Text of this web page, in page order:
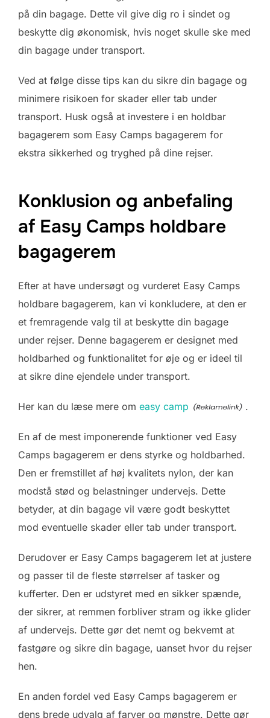
på din bagage. Dette vil give dig ro i sindet og
beskytte dig økonomisk, hvis noget skulle ske med
din bagage under transport.
Ved at følge disse tips kan du sikre din bagage og
minimere risikoen for skader eller tab under
transport. Husk også at investere i en holdbar
bagagerem som Easy Camps bagagerem for
ekstra sikkerhed og tryghed på dine rejser.
Konklusion og anbefaling
af Easy Camps holdbare
bagagerem
Efter at have undersøgt og vurderet Easy Camps
holdbare bagagerem, kan vi konkludere, at den er
et fremragende valg til at beskytte din bagage
under rejser. Denne bagagerem er designet med
holdbarhed og funktionalitet for øje og er ideel til
at sikre dine ejendele under transport.
Her kan du læse mere om easy camp .
En af de mest imponerende funktioner ved Easy
Camps bagagerem er dens styrke og holdbarhed.
Den er fremstillet af høj kvalitets nylon, der kan
modstå stød og belastninger undervejs. Dette
betyder, at din bagage vil være godt beskyttet
mod eventuelle skader eller tab under transport.
Derudover er Easy Camps bagagerem let at justere
og passer til de fleste størrelser af tasker og
kufferter. Den er udstyret med en sikker spænde,
der sikrer, at remmen forbliver stram og ikke glider
af undervejs. Dette gør det nemt og bekvemt at
fastgøre og sikre din bagage, uanset hvor du rejser
hen.
En anden fordel ved Easy Camps bagagerem er
dens brede udvalg af farver og mønstre. Dette gør